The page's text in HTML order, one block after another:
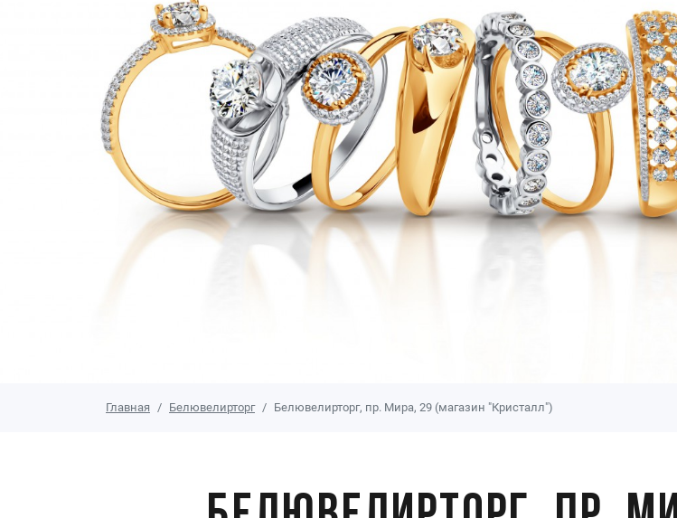
Главная Белювелирторг Белювелирторг, пр. Мира, 29 (магазин "Кристалл")